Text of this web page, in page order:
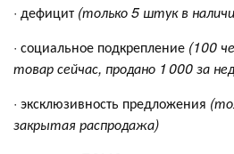
· дефицит (только 5 штук в
· социальное подкрепление (100
товар сейчас, продано 1 000 за
· эксклюзивность предложения
закрытая распродажа)